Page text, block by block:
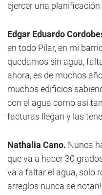
ejercer una planificación
Edgar Eduardo
en todo Pilar, en mi
quedamos sin agua,
ahora, es de muchos
muchos edificios
con el agua como así
facturas llegan y las
Nathalia Cano. Nunca
que va a hacer 30
va a faltar el agua, solo
arreglos nunca se